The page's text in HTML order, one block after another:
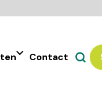
Contact